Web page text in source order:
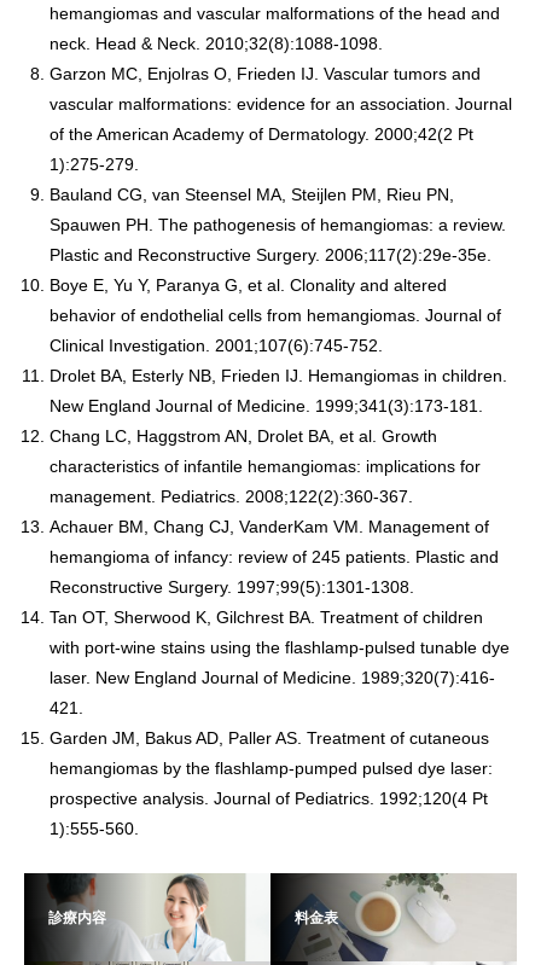
hemangiomas and vascular malformations of the head and
neck. Head & Neck. 2010;32(8):1088-1098.
Garzon MC, Enjolras O, Frieden IJ. Vascular tumors and
vascular malformations: evidence for an association. Journal
of the American Academy of Dermatology. 2000;42(2 Pt
1):275-279.
Bauland CG, van Steensel MA, Steijlen PM, Rieu PN,
Spauwen PH. The pathogenesis of hemangiomas: a review.
Plastic and Reconstructive Surgery. 2006;117(2):29e-35e.
Boye E, Yu Y, Paranya G, et al. Clonality and altered
behavior of endothelial cells from hemangiomas. Journal of
Clinical Investigation. 2001;107(6):745-752.
Drolet BA, Esterly NB, Frieden IJ. Hemangiomas in children.
New England Journal of Medicine. 1999;341(3):173-181.
Chang LC, Haggstrom AN, Drolet BA, et al. Growth
characteristics of infantile hemangiomas: implications for
management. Pediatrics. 2008;122(2):360-367.
Achauer BM, Chang CJ, VanderKam VM. Management of
hemangioma of infancy: review of 245 patients. Plastic and
Reconstructive Surgery. 1997;99(5):1301-1308.
Tan OT, Sherwood K, Gilchrest BA. Treatment of children
with port-wine stains using the flashlamp-pulsed tunable dye
laser. New England Journal of Medicine. 1989;320(7):416-
421.
Garden JM, Bakus AD, Paller AS. Treatment of cutaneous
hemangiomas by the flashlamp-pumped pulsed dye laser:
prospective analysis. Journal of Pediatrics. 1992;120(4 Pt
1):555-560.
診療内容 料金表